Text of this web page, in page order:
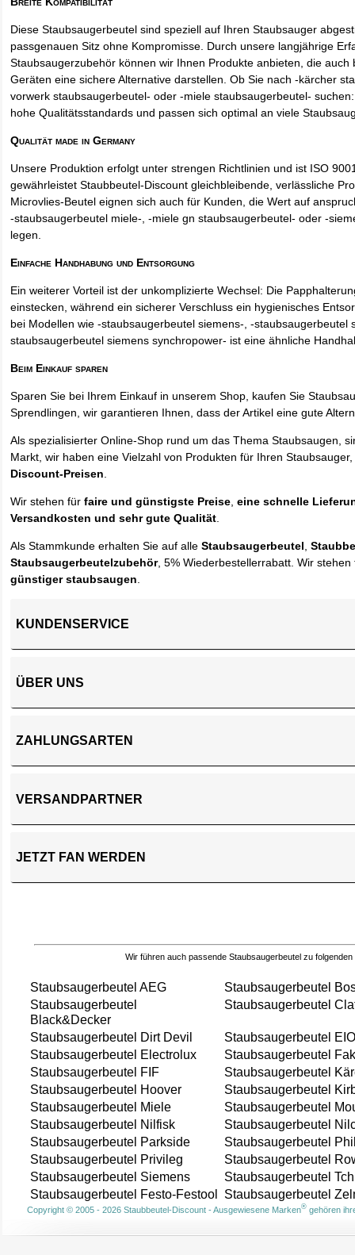
Diese Staubsaugerbeutel sind speziell auf Ihren Staubsauger
passgenauen Sitz ohne Kompromisse. Durch unsere langjährige
Staubsaugerzubehör können wir Ihnen Produkte anbieten, die auch
Geräten eine sichere Alternative darstellen. Ob Sie nach -kärcher
vorwerk staubsaugerbeutel- oder -miele staubsaugerbeutel-
hohe Qualitätsstandards und passen sich optimal an viele
Qualität made in Germany
Unsere Produktion erfolgt unter strengen Richtlinien und ist ISO
gewährleistet Staubbeutel-Discount gleichbleibende, verlässliche
Microvlies-Beutel eignen sich auch für Kunden, die Wert auf
-staubsaugerbeutel miele-, -miele gn staubsaugerbeutel- oder -
legen.
Einfache Handhabung und Entsorgung
Ein weiterer Vorteil ist der unkomplizierte Wechsel: Die
einstecken, während ein sicherer Verschluss ein hygienisches
bei Modellen wie -staubsaugerbeutel siemens-, -staubsaugerbeutel
staubsaugerbeutel siemens synchropower- ist eine ähnliche
Beim Einkauf sparen
Sparen Sie bei Ihrem Einkauf in unserem Shop, kaufen Sie
Sprendlingen, wir garantieren Ihnen, dass der Artikel eine gute
Als spezialisierter Online-Shop rund um das Thema Staubsaugen,
Markt, wir haben eine Vielzahl von Produkten für Ihren
Discount-Preisen
Wir stehen fürfaire und günstigste Preise ,eine schnelle
Versandkosten und sehr gute Qualität
Als Stammkunde erhalten Sie auf alleStaubsaugerbeutel ,
Staubsaugerbeutelzubehör, 5% Wiederbestellerrabatt. Wir
günstiger staubsaugen
KUNDENSERVICE
ÜBER UNS
ZAHLUNGSARTEN
VERSANDPARTNER
JETZT FAN WERDEN
Wir führen auch passende Staubsaugerbeutel zu folgenden
Staubsaugerbeutel AEG
Staubsaugerbeutel
Staubsaugerbeutel
Black&Decker
Staubsaugerbeutel
Staubsaugerbeutel Dirt Devil
Staubsaugerbeutel
Staubsaugerbeutel Electrolux
Staubsaugerbeutel
Staubsaugerbeutel FIF
Staubsaugerbeutel
Staubsaugerbeutel Hoover
Staubsaugerbeutel
Staubsaugerbeutel Miele
Staubsaugerbeutel
Staubsaugerbeutel Nilfisk
Staubsaugerbeutel
Staubsaugerbeutel Parkside
Staubsaugerbeutel
Staubsaugerbeutel Privileg
Staubsaugerbeutel
Staubsaugerbeutel Siemens
Staubsaugerbeutel
Staubsaugerbeutel Festo-Festool
Staubsaugerbeutel
Copyright © 2005 - 2026 Staubbeutel-Discount - Ausgewiesene Marken®gehören